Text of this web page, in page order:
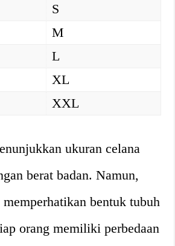
S
M
L
XL
XXL
ukuran celana
berat badan. Namun,
bentuk tubuh
orang memiliki perbedaan